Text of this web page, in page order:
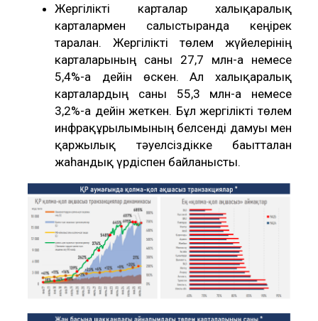
Жергілікті карталар халықаралық
карталармен салыстырғанда кеңірек
таралған. Жергілікті төлем жүйелерінің
карталарының саны 27,7 млн-ға немесе
5,4%-ға дейін өскен. Ал халықаралық
карталардың саны 55,3 млн-ға немесе
3,2%-ға дейін жеткен. Бұл жергілікті төлем
инфрақұрылымының белсенді дамуы мен
қаржылық тәуелсіздікке бағытталған
жаһандық үрдіспен байланысты.